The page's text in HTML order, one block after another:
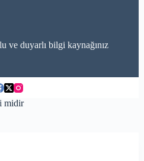
ve duyarlı bilgi kaynağınız
midir